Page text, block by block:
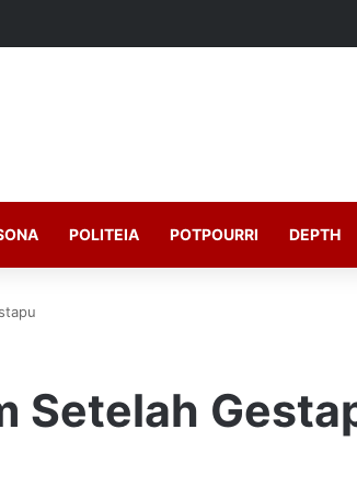
POLITEIA POTPOURRI DEPTH
Setelah